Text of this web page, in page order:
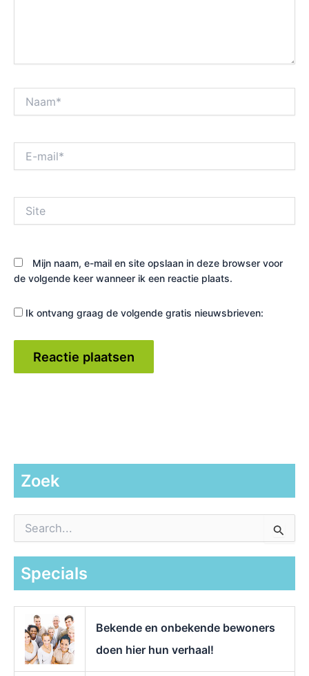
mail*
Mijn naam, e-mail en site opslaan in deze browser voor
de volgende keer wanneer ik een reactie plaats.
Ik ontvang graag de volgende gratis nieuwsbrieven:
Zoek
a
Specials
Bekende en onbekende bewoners
doen hier hun verhaal!